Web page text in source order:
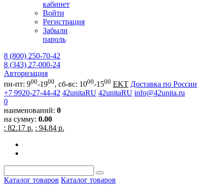
кабинет
Войти
Регистрация
Забыли
пароль
8 (800) 250-70-42
8 (343) 27-000-24
Авторизация
пн-пт: 900-1900, сб-вс: 1000-1500 EKT Доставка по России
+7 9920-27-44-42 42unitaRU 42unitaRU info@42unita.ru
0
наименований: 0
на сумму: 0.00
: 82.17 р. : 94.84 р.
Каталог товаров Каталог товаров